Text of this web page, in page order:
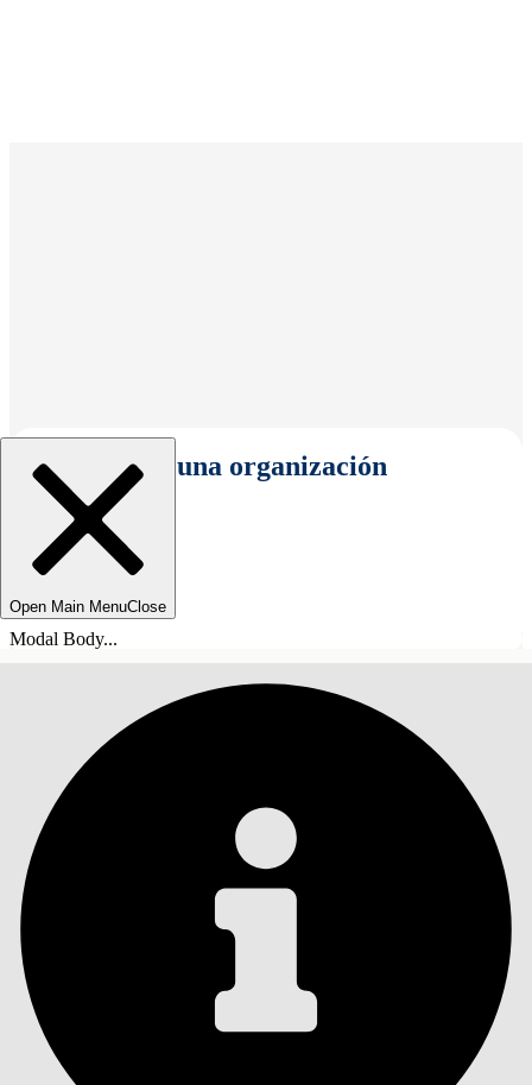
Seleccionar una organización
Open Main MenuClose
Modal Body...
Índice de materias
ÍNDICE DE MATERIAS